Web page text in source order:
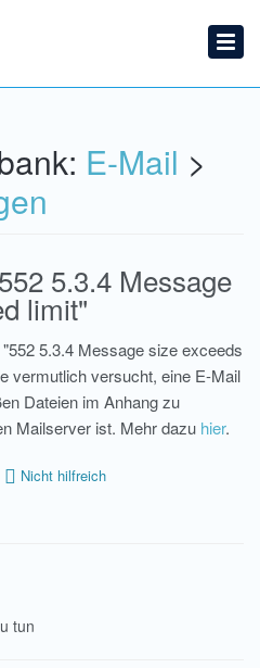
E-Mail >
5.3.4 Message
limit"
5.3.4 Message size exceeds
vermutlich versucht, eine E-Mail
Dateien im Anhang zu
Mailserver ist. Mehr dazu hier.
Nicht hilfreich
tun